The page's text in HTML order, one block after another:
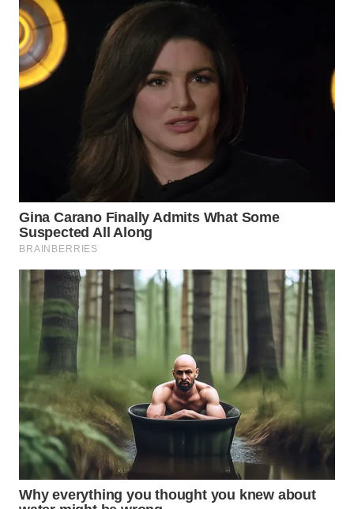
WN
MAJALENGKA
WN
SUBANG
PURWAKARTA
WN
TIMUR
WN
SEMARANG
WN
SOLO
WN
BOROBUDUR
WN